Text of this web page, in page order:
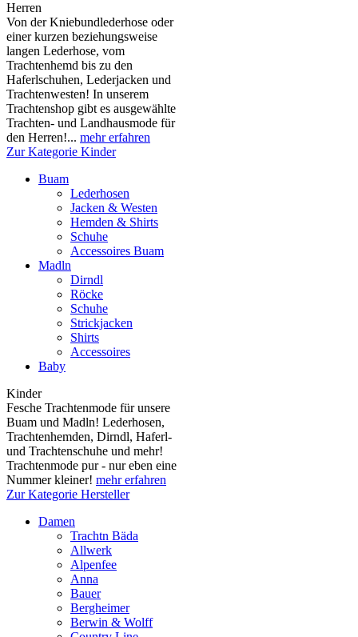
Herren
Von der Kniebundlederhose oder
einer kurzen beziehungsweise
langen Lederhose, vom
Trachtenhemd bis zu den
Haferlschuhen, Lederjacken und
Trachtenwesten! In unserem
Trachtenshop gibt es ausgewählte
Trachten- und Landhausmode für
den Herren!... mehr erfahren
Zur Kategorie Kinder
Buam
Lederhosen
Jacken & Westen
Hemden & Shirts
Schuhe
Accessoires Buam
Madln
Dirndl
Röcke
Schuhe
Strickjacken
Shirts
Accessoires
Baby
Kinder
Fesche Trachtenmode für unsere
Buam und Madln! Lederhosen,
Trachtenhemden, Dirndl, Haferl-
und Trachtenschuhe und mehr!
Trachtenmode pur - nur eben eine
Nummer kleiner! mehr erfahren
Zur Kategorie Hersteller
Damen
Trachtn Bäda
Allwerk
Alpenfee
Anna
Bauer
Bergheimer
Berwin & Wolff